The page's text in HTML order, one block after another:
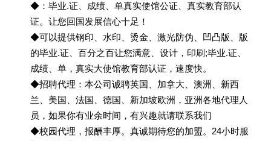
◆：毕业.证、成绩、单真实使馆公证、真实教育部认
证。让您回国发展信心十足！
◆可以提供钢印、水印、烫金、激光防伪、凹凸版、版
的毕业.证、百分之百让您满意、设计，印刷;毕业.证、
成绩、单，真实大使馆教育部认证，速度快。
◆招聘代理：本公司诚聘英国、加拿大、澳洲、新西
兰、美国、法国、德国、新加坡欧洲，亚洲各地代理人
员，如果你有业余时间，有兴趣就请联系我们
◆校园代理，报酬丰厚。真诚期待您的加盟。24小时服